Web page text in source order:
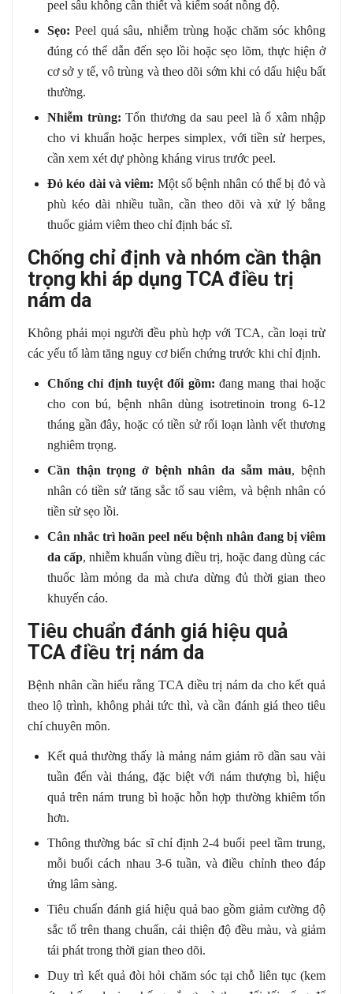
peel sâu không cần thiết và kiểm soát nồng độ.
Sẹo: Peel quá sâu, nhiễm trùng hoặc chăm sóc không
đúng có thể dẫn đến sẹo lồi hoặc sẹo lõm, thực hiện ở
cơ sở y tế, vô trùng và theo dõi sớm khi có dấu hiệu bất
thường.
Nhiễm trùng: Tổn thương da sau peel là ổ xâm nhập
cho vi khuẩn hoặc herpes simplex, với tiền sử herpes,
cần xem xét dự phòng kháng virus trước peel.
Đỏ kéo dài và viêm: Một số bệnh nhân có thể bị đỏ và
phù kéo dài nhiều tuần, cần theo dõi và xử lý bằng
thuốc giảm viêm theo chỉ định bác sĩ.
Chống chỉ định và nhóm cần thận
trọng khi áp dụng TCA điều trị
nám da
Không phải mọi người đều phù hợp với TCA, cần loại trừ
các yếu tố làm tăng nguy cơ biến chứng trước khi chỉ định.
Chống chỉ định tuyệt đối gồm: đang mang thai hoặc
cho con bú, bệnh nhân dùng isotretinoin trong 6-12
tháng gần đây, hoặc có tiền sử rối loạn lành vết thương
nghiêm trọng.
Cần thận trọng ở bệnh nhân da sẫm màu, bệnh
nhân có tiền sử tăng sắc tố sau viêm, và bệnh nhân có
tiền sử sẹo lồi.
Cân nhắc trì hoãn peel nếu bệnh nhân đang bị viêm
da cấp, nhiễm khuẩn vùng điều trị, hoặc đang dùng các
thuốc làm mỏng da mà chưa dừng đủ thời gian theo
khuyến cáo.
Tiêu chuẩn đánh giá hiệu quả
TCA điều trị nám da
Bệnh nhân cần hiểu rằng TCA điều trị nám da cho kết quả
theo lộ trình, không phải tức thì, và cần đánh giá theo tiêu
chí chuyên môn.
Kết quả thường thấy là mảng nám giảm rõ dần sau vài
tuần đến vài tháng, đặc biệt với nám thượng bì, hiệu
quả trên nám trung bì hoặc hỗn hợp thường khiêm tốn
hơn.
Thông thường bác sĩ chỉ định 2-4 buổi peel tầm trung,
mỗi buổi cách nhau 3-6 tuần, và điều chỉnh theo đáp
ứng lâm sàng.
Tiêu chuẩn đánh giá hiệu quả bao gồm giảm cường độ
sắc tố trên thang chuẩn, cải thiện độ đều màu, và giảm
tái phát trong thời gian theo dõi.
Duy trì kết quả đòi hỏi chăm sóc tại chỗ liên tục (kem